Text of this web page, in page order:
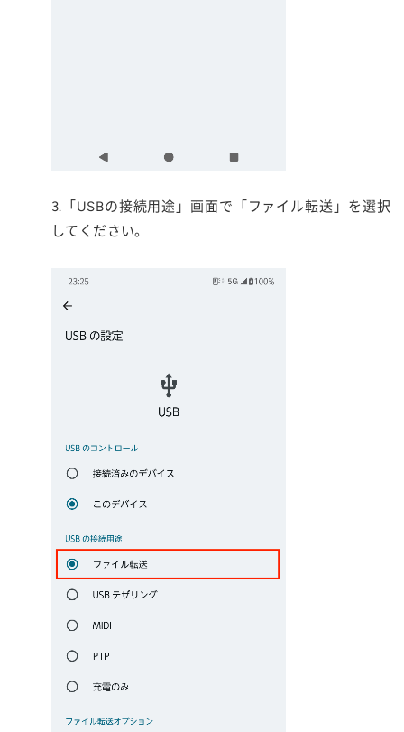
3.「USBの接続用途」画面で「ファイル転送」を選択
してください。